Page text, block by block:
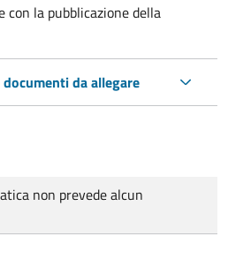
con la pubblicazione della
da allegare
non prevede alcun